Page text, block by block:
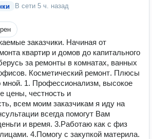
В сети 5 ч. назад
заказчики. Начиная от
квартир и домов до капитального
за ремонты в комнатах, ванных
Косметический ремонт. Плюсы
мной. 1. Профессионализм, высокое
цены, честность и
всем моим заказчикам я иду на
всегда помогут Вам
и время. 3.Работаю как с физ
4.Помогу с закупкой материла.